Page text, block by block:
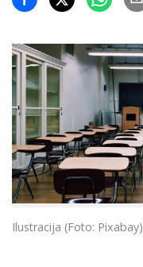
Ilustracija (Foto: Pixabay)